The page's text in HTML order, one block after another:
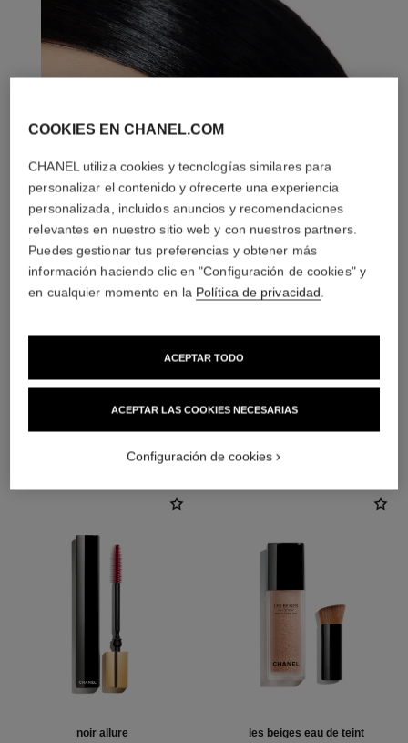
LA COMBINACIÓN PERFECTA
noir allure les beiges eau de teint
COOKIES EN CHANEL.COM
CHANEL utiliza cookies y tecnologías similares para
personalizar el contenido y ofrecerte una experiencia
personalizada, incluidos anuncios y recomendaciones
relevantes en nuestro sitio web y con nuestros partners.
Puedes gestionar tus preferencias y obtener más
información haciendo clic en "Configuración de cookies" y
en cualquier momento en la Política de privacidad.
ACEPTAR LAS COOKIES NECESARIAS
ACEPTAR TODO
Configuración de cookies